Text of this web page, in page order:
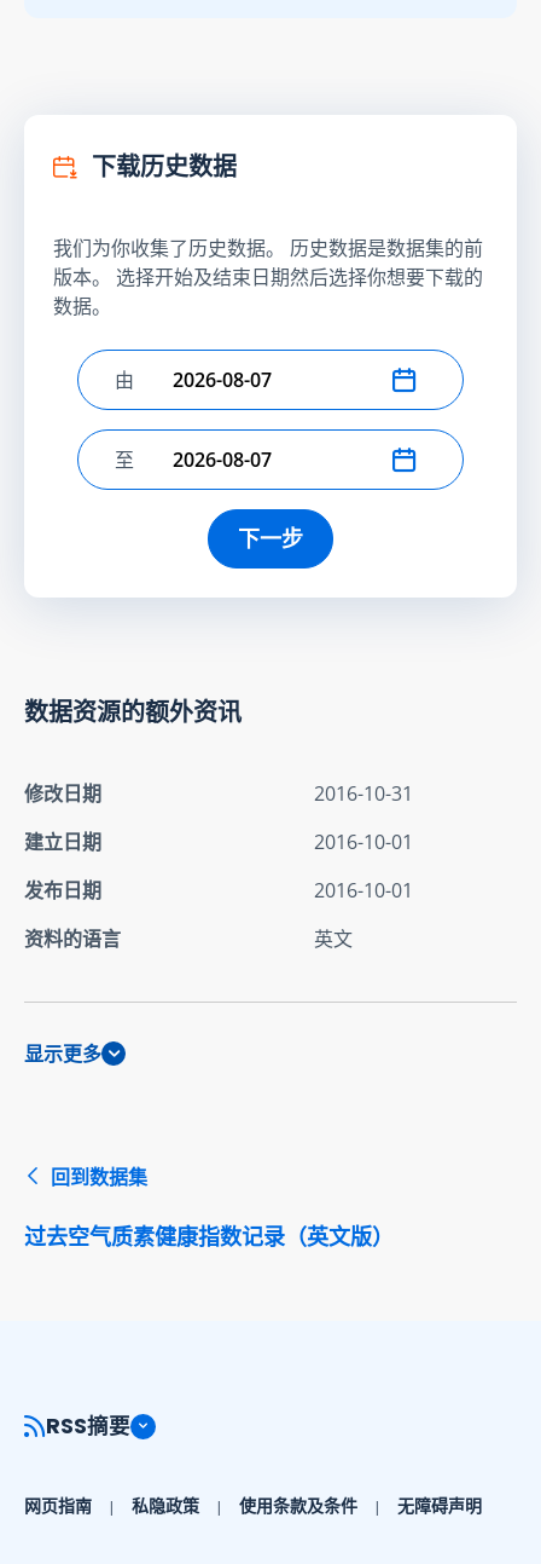
下载历史数据
我们为你收集了历史数据。 历史数据是数据集的前
版本。 选择开始及结束日期然后选择你想要下载的
数据。
选择开始日期
由
选择结束日期
至
下一步
数据资源的额外资讯
修改日期
2016-10-31
建立日期
2016-10-01
发布日期
2016-10-01
资料的语言
英文
显示更多
回到数据集
过去空气质素健康指数记录（英文版）
RSS摘要
网页指南 私隐政策 使用条款及条件 无障碍声明